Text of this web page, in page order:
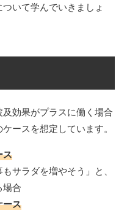
いて学んでいきましょ
効果がプラスに働く場合
ースを想定しています。
ス
サラダを増やそう」と、
場合
ース